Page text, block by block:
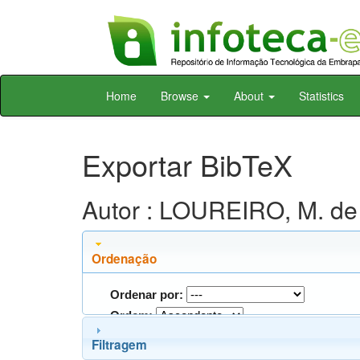
Skip
Home Browse About Statistics
Exportar BibTeX
Autor : LOUREIRO, M.
Ordenação
Ordenar por:
Ordem:
Filtragem